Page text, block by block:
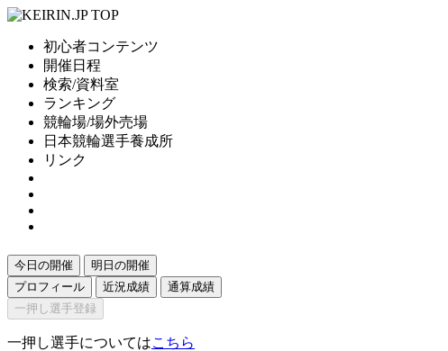
初心者コンテンツ
開催日程
検索/資料室
ランキング
競輪場/場外売場
日本競輪選手養成所
リンク
今日の開催
明日の開催
プロフィール
近況成績
通算成績
一押し選手登録
一押し選手についてはこちら